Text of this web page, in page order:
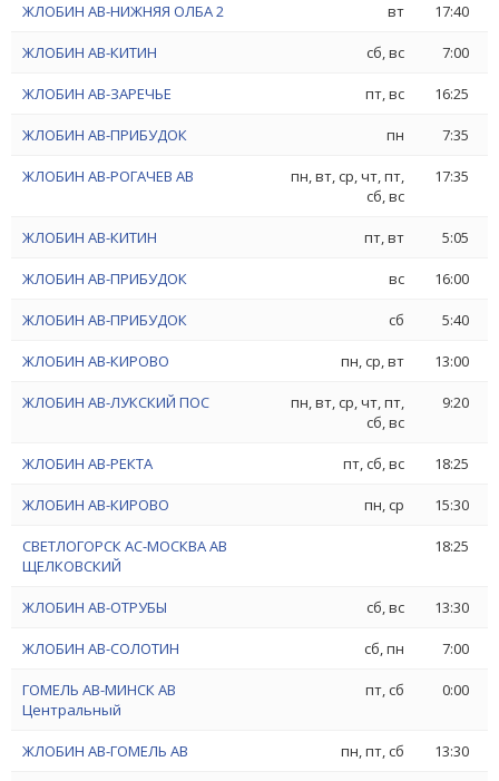
ЖЛОБИН АВ-НИЖНЯЯ ОЛБА 2 вт 17:40
ЖЛОБИН АВ-КИТИН сб, вс 7:00
ЖЛОБИН АВ-ЗАРЕЧЬЕ пт, вс 16:25
ЖЛОБИН АВ-ПРИБУДОК пн 7:35
ЖЛОБИН АВ-РОГАЧЕВ АВ
пн, вт, ср, чт, пт,
сб, вс
17:35
ЖЛОБИН АВ-КИТИН пт, вт 5:05
ЖЛОБИН АВ-ПРИБУДОК вс 16:00
ЖЛОБИН АВ-ПРИБУДОК сб 5:40
ЖЛОБИН АВ-КИРОВО пн, ср, вт 13:00
ЖЛОБИН АВ-ЛУКСКИЙ ПОС
пн, вт, ср, чт, пт,
сб, вс
9:20
ЖЛОБИН АВ-РЕКТА пт, сб, вс 18:25
ЖЛОБИН АВ-КИРОВО пн, ср 15:30
СВЕТЛОГОРСК АС-МОСКВА АВ
ЩЕЛКОВСКИЙ
18:25
ЖЛОБИН АВ-ОТРУБЫ сб, вс 13:30
ЖЛОБИН АВ-СОЛОТИН сб, пн 7:00
ГОМЕЛЬ АВ-МИНСК АВ
Центральный
пт, сб 0:00
ЖЛОБИН АВ-ГОМЕЛЬ АВ пн, пт, сб 13:30